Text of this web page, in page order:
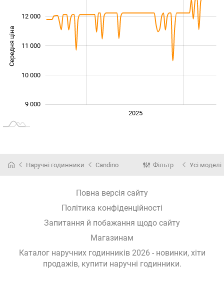
Середня ціна 10 000
9 000
10 000
11 000
12 000
2025
Наручні годинники Candino Фільтр Усі моделі
Повна версія сайту
Політика конфіденційності
Запитання й побажання щодо сайту
Магазинам
Каталог наручних годинників 2026 - новинки, хіти
продажів, купити наручні годинники.